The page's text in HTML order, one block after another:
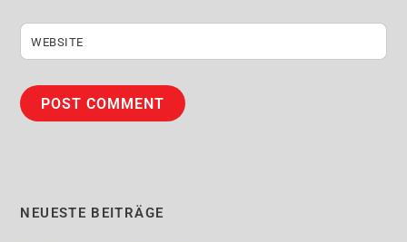
WEBSITE
NEUESTE BEITRÄGE